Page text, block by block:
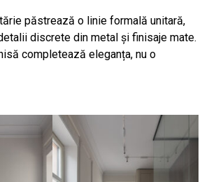
păstrează o linie formală unitară,
discrete din metal și finisaje mate.
completează eleganța, nu o